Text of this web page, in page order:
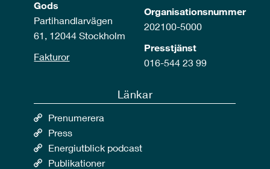
Gods
Partihandlarvägen
61, 12044 Stockholm
Fakturor
Organisationsnummer
202100-5000
Presstjänst
016-544 23 99
Länkar
Prenumerera
Press
Energiutblick podcast
Publikationer